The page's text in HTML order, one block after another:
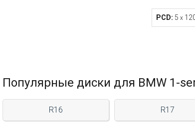
PCD: 5 x
Популярные диски для BMW 1-
R16 R17